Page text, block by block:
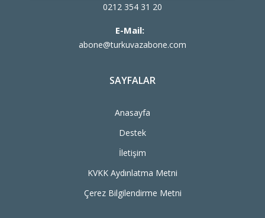
0212 354 31 20
E-Mail:
abone@turkuvazabone.com
SAYFALAR
Anasayfa
Destek
İletişim
KVKK Aydınlatma Metni
Çerez Bilgilendirme Metni